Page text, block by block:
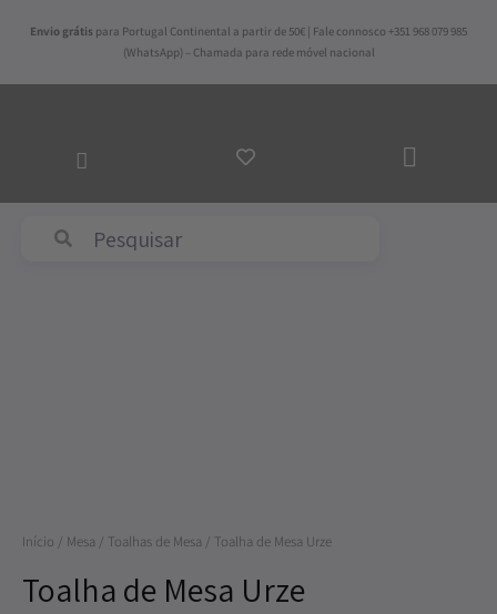
Envio grátis para Portugal Continental a partir de 50€ | Fale connosco +351 968 079 985
(WhatsApp) – Chamada para rede móvel nacional
AO
Início / Mesa / Toalhas de Mesa / Toalha de Mesa Urze
Toalha de Mesa Urze